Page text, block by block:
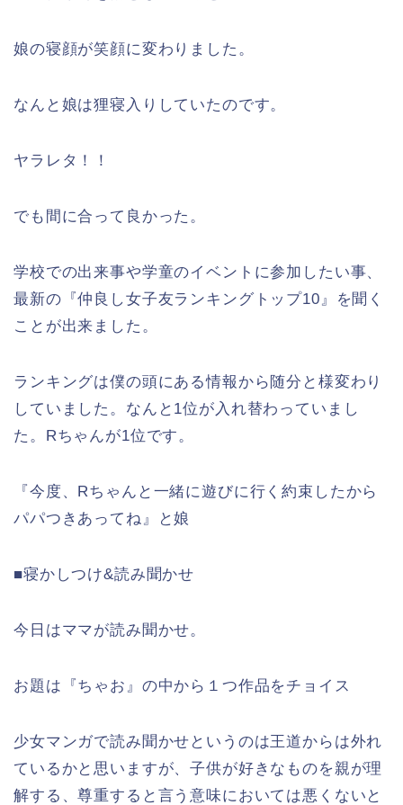
娘の寝顔が笑顔に変わりました。
なんと娘は狸寝入りしていたのです。
ヤラレタ！！
でも間に合って良かった。
学校での出来事や学童のイベントに参加したい事、
最新の『仲良し女子友ランキングトップ10』を聞く
ことが出来ました。
ランキングは僕の頭にある情報から随分と様変わり
していました。なんと1位が入れ替わっていまし
た。Rちゃんが1位です。
『今度、Rちゃんと一緒に遊びに行く約束したから
パパつきあってね』と娘
■寝かしつけ&読み聞かせ
今日はママが読み聞かせ。
お題は『ちゃお』の中から１つ作品をチョイス
少女マンガで読み聞かせというのは王道からは外れ
ているかと思いますが、子供が好きなものを親が理
解する、尊重すると言う意味においては悪くないと